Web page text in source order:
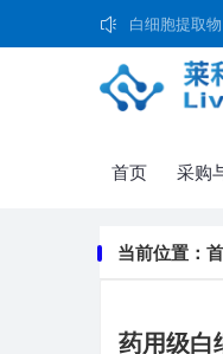
白细胞提取
首页 采购
当前位置：
药用级白